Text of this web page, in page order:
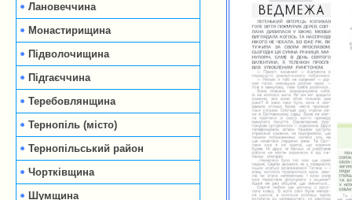
Лановеччина
Монастирищина
Підволочищина
Підгаєччина
Теребовлянщина
Тернопіль (місто)
Тернопільський район
Чортківщина
Шумщина